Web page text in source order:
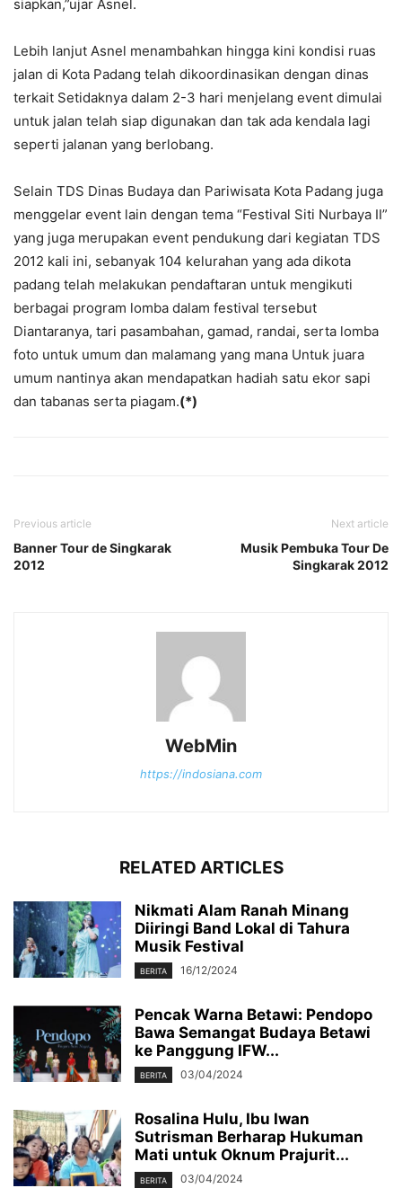
siapkan,”ujar Asnel.
Lebih lanjut Asnel menambahkan hingga kini kondisi ruas
jalan di Kota Padang telah dikoordinasikan dengan dinas
terkait Setidaknya dalam 2-3 hari menjelang event dimulai
untuk jalan telah siap digunakan dan tak ada kendala lagi
seperti jalanan yang berlobang.
Selain TDS Dinas Budaya dan Pariwisata Kota Padang juga
menggelar event lain dengan tema “Festival Siti Nurbaya II”
yang juga merupakan event pendukung dari kegiatan TDS
2012 kali ini, sebanyak 104 kelurahan yang ada dikota
padang telah melakukan pendaftaran untuk mengikuti
berbagai program lomba dalam festival tersebut
Diantaranya, tari pasambahan, gamad, randai, serta lomba
foto untuk umum dan malamang yang mana Untuk juara
umum nantinya akan mendapatkan hadiah satu ekor sapi
dan tabanas serta piagam.(*)
Previous article
Banner Tour de Singkarak
2012
Next article
Musik Pembuka Tour De
Singkarak 2012
WebMin
https://indosiana.com
RELATED ARTICLES
Nikmati Alam Ranah Minang
Diiringi Band Lokal di Tahura
Musik Festival
BERITA 16/12/2024
Pencak Warna Betawi: Pendopo
Bawa Semangat Budaya Betawi
ke Panggung IFW...
BERITA 03/04/2024
Rosalina Hulu, Ibu Iwan
Sutrisman Berharap Hukuman
Mati untuk Oknum Prajurit...
BERITA 03/04/2024